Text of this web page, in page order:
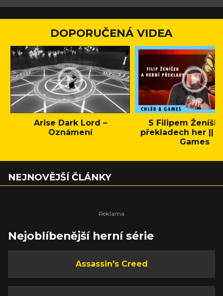
DOPORUČENÁ VIDEA
Arise Dark Lord –
Oznámení
S Filipem
překladech her ||
Games
NEJNOVĚJŠÍ ČLÁNKY
Nejoblíbenější herní série
Assassin's Creed